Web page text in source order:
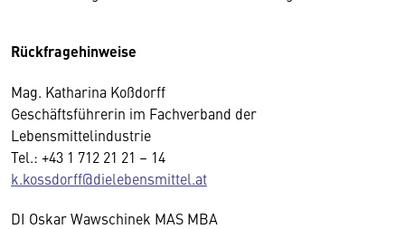
Rückfragehinweise
Mag. Katharina Koßdorff
Geschäftsführerin im Fachverband der
Lebensmittelindustrie
Tel.: +43 1 712 21 21 – 14
k.kossdorff@dielebensmittel.at
DI Oskar Wawschinek MAS MBA